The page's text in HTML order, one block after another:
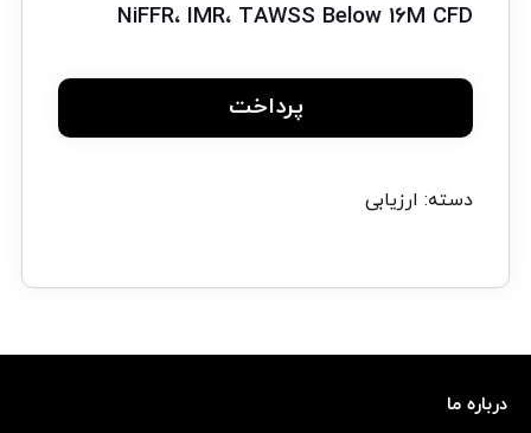
NiFFR، IMR، TAWSS Below 16M CFD
پرداخت
دسته: ارزیابی
درباره ما